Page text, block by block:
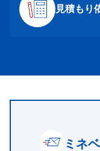
見積もり
ミネ